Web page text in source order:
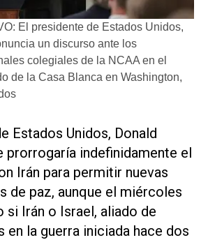
El presidente de Estados Unidos,
un discurso ante los
colegiales de la NCAA en el
de la Casa Blanca en Washington,
Estados Unidos, Donald
prorrogaría indefinidamente el
Irán para permitir nuevas
de paz, aunque el miércoles
si Irán o Israel, aliado de
en la guerra iniciada hace dos